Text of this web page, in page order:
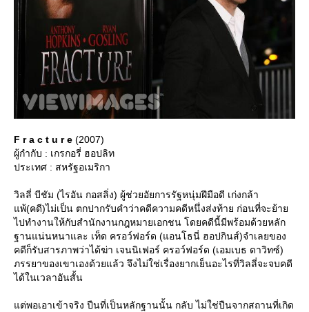
F r a c t u r e (2007)
ผู้กำกับ : เกรกอรี่ ฮอปลิท
ประเทศ : สหรัฐอเมริกา
วิลลี่ บีชัม (ไรอัน กอสลิ่ง) ผู้ช่วยอัยการรัฐหนุ่มฝีมือดี เก่งกล้า
พ้(คดี)ไม่เป็น ตกปากรับคำว่าคดีความคดีหนึ่งส่งท้าย ก่อนที่จะย้า
ไปทำงานให้กับสำนักงานกฎหมายเอกชน โดยคดีนี้มีพร้อมด้วยหลัก
ฐานแน่นหนาและ เท็ด ครอว์ฟอร์ด (แอนโธนี่ ฮอปกินส์)จำเลยของ
คดีก็รับสารภาพว่าได้ฆ่า เจนนิเฟอร์ ครอว์ฟอร์ด (เอมเบธ ดาวิทซ์)
ภรรยาของเขาเองด้วยแล้ว จึงไม่ใช่เรื่องยากเย็นอะไรที่วิลลี่จะจบคดี
ได้ในเวลาอันสั้น
ต่พอเอาเข้าจริง ปืนที่เป็นหลักฐานนั้น กลับ ไม่ใช่ปืนจากสถานที่เกิด